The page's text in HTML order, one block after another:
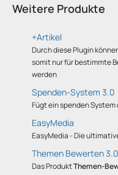
Weitere Produkte
+Artikel
Durch diese Plugin
somit nur für bestimmte
werden
Spenden-System 3.0
Fügt ein spenden System
EasyMedia
EasyMedia - Die
Themen Bewerten 3.0
Das ProduktThemen-